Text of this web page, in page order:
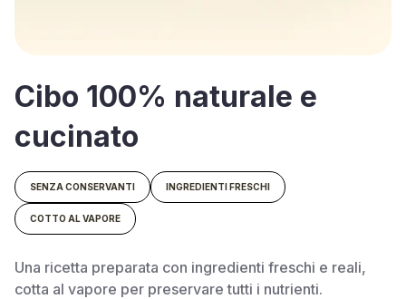
Cibo 100% naturale e
cucinato
SENZA CONSERVANTI INGREDIENTI FRESCHI
COTTO AL VAPORE
Una ricetta preparata con ingredienti freschi e reali,
cotta al vapore per preservare tutti i nutrienti.